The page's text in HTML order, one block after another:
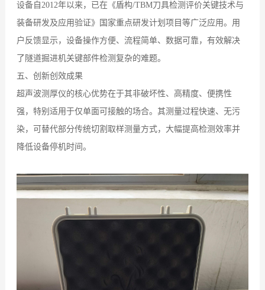
设备自2012年以来，已在《盾构/TBM刀具检测评价关键技术与
装备研发及应用验证》国家重点研发计划项目等广泛应用。用
户反馈显示，设备操作方便、流程简单、数据可靠，有效解决
了隧道掘进机关键部件检测复杂的难题。
五、创新创效成果
超声波测厚仪的核心优势在于其非破坏性、高精度、便携性
强，特别适用于仅单面可接触的场合。其测量过程快速、无污
染，可替代部分传统切割取样测量方式，大幅提高检测效率并
降低设备停机时间。